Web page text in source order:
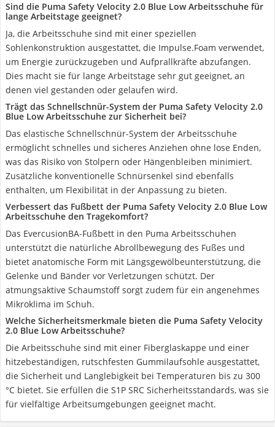
Sind die Puma Safety Velocity 2.0 Blue Low Arbeitsschuhe für
lange Arbeitstage geeignet?
Ja, die Arbeitsschuhe sind mit einer speziellen
Sohlenkonstruktion ausgestattet, die Impulse.Foam verwendet,
um Energie zurückzugeben und Aufprallkräfte abzufangen.
Dies macht sie für lange Arbeitstage sehr gut geeignet, an
denen viel gestanden oder gelaufen wird.
Trägt das Schnellschnür-System der Puma Safety Velocity 2.0
Blue Low Arbeitsschuhe zur Sicherheit bei?
Das elastische Schnellschnür-System der Arbeitsschuhe
ermöglicht schnelles und sicheres Anziehen ohne lose Enden,
was das Risiko von Stolpern oder Hängenbleiben minimiert.
Zusätzliche konventionelle Schnürsenkel sind ebenfalls
enthalten, um Flexibilität in der Anpassung zu bieten.
Verbessert das Fußbett der Puma Safety Velocity 2.0 Blue Low
Arbeitsschuhe den Tragekomfort?
Das EvercusionBA-Fußbett in den Puma Arbeitsschuhen
unterstützt die natürliche Abrollbewegung des Fußes und
bietet anatomische Form mit Längsgewölbeunterstützung, die
Gelenke und Bänder vor Verletzungen schützt. Der
atmungsaktive Schaumstoff sorgt zudem für ein angenehmes
Mikroklima im Schuh.
Welche Sicherheitsmerkmale bieten die Puma Safety Velocity
2.0 Blue Low Arbeitsschuhe?
Die Arbeitsschuhe sind mit einer Fiberglaskappe und einer
hitzebeständigen, rutschfesten Gummilaufsohle ausgestattet,
die Sicherheit und Langlebigkeit bei Temperaturen bis zu 300
°C bietet. Sie erfüllen die S1P SRC Sicherheitsstandards, was sie
für vielfältige Arbeitsumgebungen geeignet macht.